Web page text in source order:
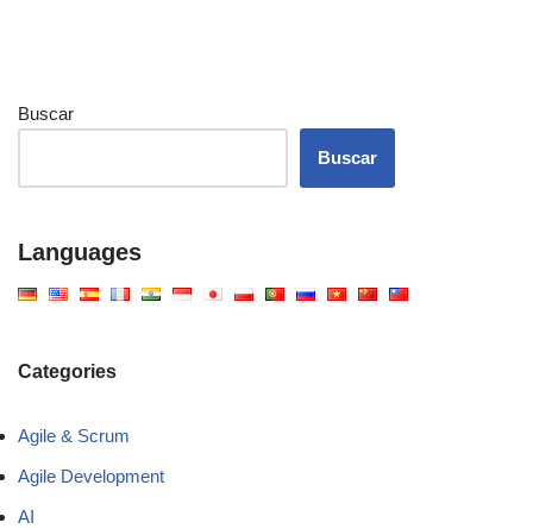
Buscar
Buscar
Languages
Categories
Agile & Scrum
Agile Development
AI